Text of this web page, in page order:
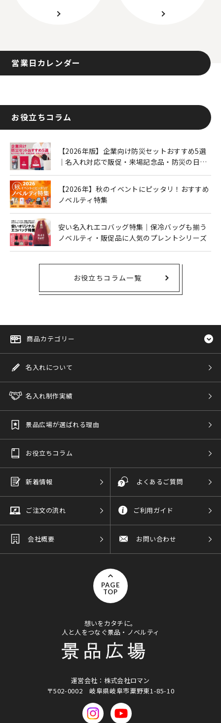
営業日カレンダー
お役立ちコラム
【2026年版】企業向け防災セットおすすめ5選
｜名入れ対応で販促・来場記念品・防災の日に
【2026年】秋のイベントにピッタリ！おすすめ
ノベルティ特集
安い名入れエコバッグ特集｜保冷バッグも揃う
ノベルティ・販促品に人気のプレントシリーズ
お役立ちコラム一覧
商品カテゴリー
名入れについて
名入れ制作実績
景品広場が選ばれる理由
お役立ちコラム
新着情報 よくあるご質問
ご注文の流れ ご利用ガイド
会社概要 お問い合わせ
PAGE
TOP
想いをカタチに。
人と人をつなぐ景品・ノベルティ
運営会社：株式会社ロマン
〒502-0002岐阜県岐阜市粟野東1-85-10